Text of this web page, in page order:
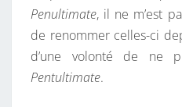
Penultimate, il ne m’est
de renommer celles-ci
d’une volonté de ne
Pentultimate.